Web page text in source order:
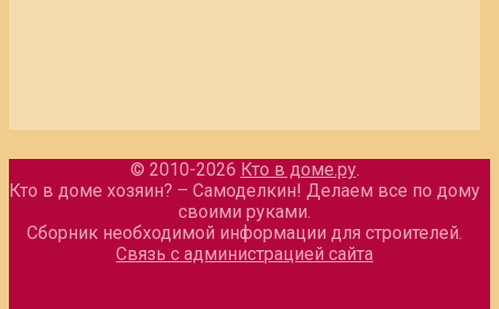
© 2010-2026 Кто в доме.ру.
Кто в доме хозяин? – Самоделкин! Делаем все по дому
своими руками.
Сборник необходимой информации для строителей.
Связь с администрацией сайта